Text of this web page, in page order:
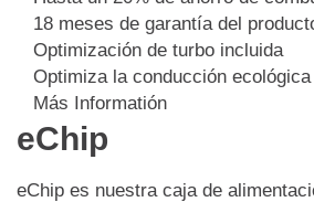
18 meses de garantía del
Optimización de turbo incluida
Optimiza la conducción ecológica
Más Informatión
eChip
eChip es nuestra caja de